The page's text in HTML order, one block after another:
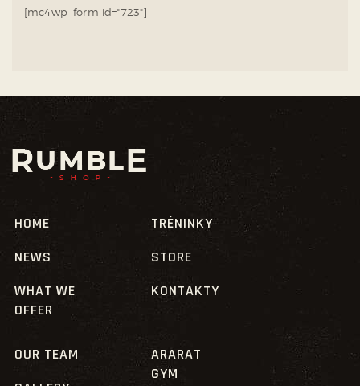
[mc4wp_form id="723"]
HOME
NEWS
WHAT WE
OFFER
TRÉNINKY
STORE
KONTAKTY
OUR TEAM
ARARAT
GYM